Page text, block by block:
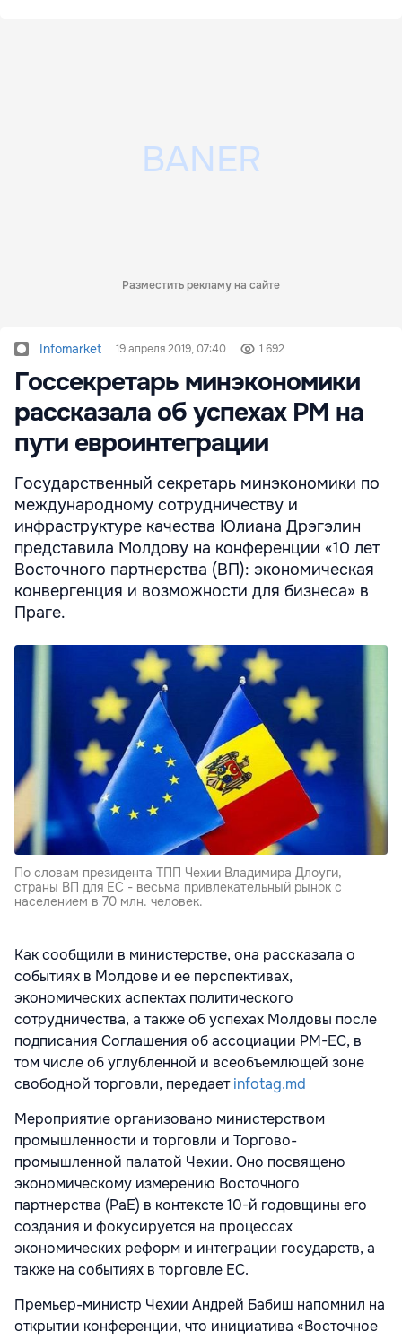
Разместить рекламу на сайте
Infomarket 19 апреля 2019, 07:40 1 692
Госсекретарь минэкономики
рассказала об успехах РМ на
пути евроинтеграции
Государственный секретарь минэкономики по
международному сотрудничеству и
инфраструктуре качества Юлиана Дрэгэлин
представила Молдову на конференции «10 лет
Восточного партнерства (ВП): экономическая
конвергенция и возможности для бизнеса» в
Праге.
По словам президента ТПП Чехии Владимира Длоуги,
страны ВП для ЕС - весьма привлекательный рынок с
населением в 70 млн. человек.
Как сообщили в министерстве, она рассказала о
событиях в Молдове и ее перспективах,
экономических аспектах политического
сотрудничества, а также об успехах Молдовы после
подписания Соглашения об ассоциации РМ-ЕС, в
том числе об углубленной и всеобъемлющей зоне
свободной торговли, передаетinfotag.md
Мероприятие организовано министерством
промышленности и торговли и Торгово-
промышленной палатой Чехии. Оно посвящено
экономическому измерению Восточного
партнерства (PaE) в контексте 10-й годовщины его
создания и фокусируется на процессах
экономических реформ и интеграции государств, а
также на событиях в торговле ЕС.
Премьер-министр Чехии Андрей Бабиш напомнил на
открытии конференции, что инициатива «Восточное